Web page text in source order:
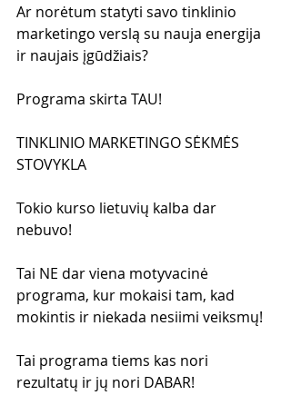
Ar norėtum statyti savo tinklinio
marketingo verslą su nauja energija
ir naujais įgūdžiais?
Programa skirta TAU!
TINKLINIO MARKETINGO SĖKMĖS
STOVYKLA
Tokio kurso lietuvių kalba dar
nebuvo!
Tai NE dar viena motyvacinė
programa, kur mokaisi tam, kad
mokintis ir niekada nesiimi veiksmų!
Tai programa tiems kas nori
rezultatų ir jų nori DABAR!